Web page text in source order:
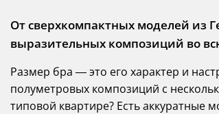
От сверхкомпактных моделей из
выразительных композиций во
Размер бра — это его характер и
полуметровых композиций с
типовой квартире? Есть аккуратные